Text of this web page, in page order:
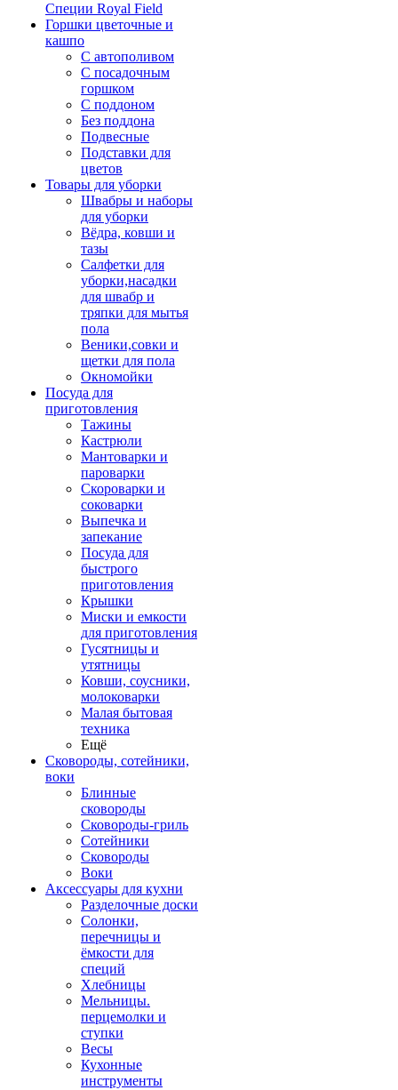
Специи Royal Field
Горшки цветочные и
кашпо
С автополивом
С посадочным
горшком
С поддоном
Без поддона
Подвесные
Подставки для
цветов
Товары для уборки
Швабры и наборы
для уборки
Вёдра, ковши и
тазы
Салфетки для
уборки,насадки
для швабр и
тряпки для мытья
пола
Веники,совки и
щетки для пола
Окномойки
Посуда для
приготовления
Тажины
Кастрюли
Мантоварки и
пароварки
Скороварки и
соковарки
Выпечка и
запекание
Посуда для
быстрого
приготовления
Крышки
Миски и емкости
для приготовления
Гусятницы и
утятницы
Ковши, соусники,
молоковарки
Малая бытовая
техника
Ещё
Сковороды, сотейники,
воки
Блинные
сковороды
Сковороды-гриль
Сотейники
Сковороды
Воки
Аксессуары для кухни
Разделочные доски
Солонки,
перечницы и
ёмкости для
специй
Хлебницы
Мельницы.
перцемолки и
ступки
Весы
Кухонные
инструменты